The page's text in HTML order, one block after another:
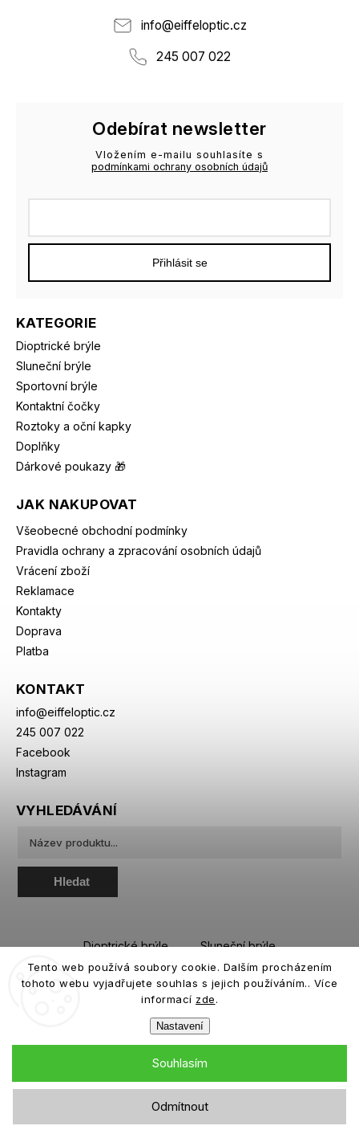
Tento web používá soubory cookie. Dalším procházením
tohoto webu vyjadřujete souhlas s jejich používáním.. Více
informací zde.
Nastavení
Odmítnout
Souhlasím
info@eiffeloptic.cz
245 007 022
KATEGORIE
Dioptrické brýle
Sluneční brýle
Sportovní brýle
Kontaktní čočky
Roztoky a oční kapky
Doplňky
Dárkové poukazy 🎁
JAK NAKUPOVAT
Všeobecné obchodní podmínky
Pravidla ochrany a zpracování osobních údajů
Vrácení zboží
Reklamace
Kontakty
Doprava
Platba
KONTAKT
info@eiffeloptic.cz
245 007 022
Facebook
Instagram
Odebírat newsletter
Vložením e-mailu souhlasíte s
podmínkami ochrany osobních údajů
Přihlásit se
VYHLEDÁVÁNÍ
Hledat
Dioptrické brýle
Sluneční brýle
Sportovní brýle
Kontaktní čočky
Roztoky a oční kapky
Copyright 2026eiffeloptic.cz. Všechna práva vyhrazena.